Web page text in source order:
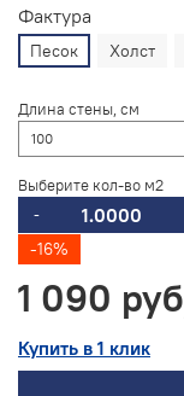
Фактура
Песок Холст
Длина стены, см
Выберите кол-во м2
-
-16%
1 090 руб
Купить в 1 клик